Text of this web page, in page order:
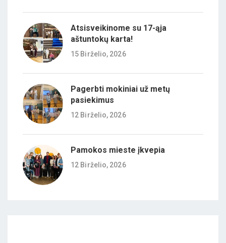
Atsisveikinome su 17-ąja
aštuntokų karta!
15 Birželio, 2026
Pagerbti mokiniai už metų
pasiekimus
12 Birželio, 2026
Pamokos mieste įkvepia
12 Birželio, 2026